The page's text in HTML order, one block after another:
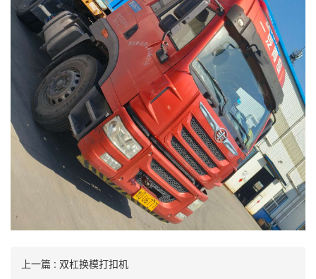
上一篇 : 双杠换模打扣机